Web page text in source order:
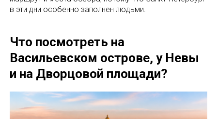
в эти дни особенно заполнен людьми.
Что посмотреть на
Васильевском острове, у Невы
и на Дворцовой площади?